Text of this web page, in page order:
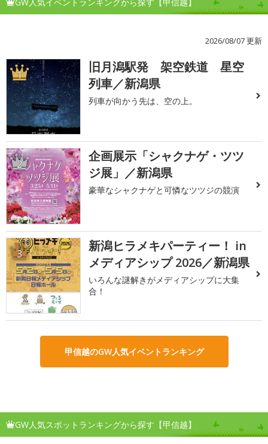
2026/08/07 更新
1
旧月潟駅発 架空鉄道 星空
列車／新潟県
列車が向かう先は、空の上。
2
企画展示「シャクナゲ・ツツ
ジ展」／新潟県
豪華なシャクナゲと可憐なツツジの競演
3
新潟ヒラメキパーティー！ in
メディアシップ 2026／新潟県
いろんな謎解きがメディアシップに大集
合！
甲信越のGW人気イベントランキング
GW人気スポットランキングから探す【甲信越】